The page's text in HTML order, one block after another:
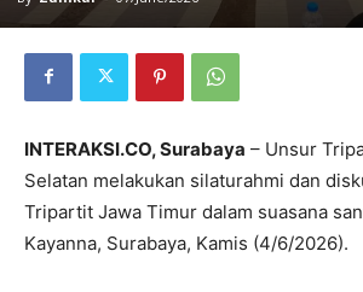
INTERAKSI.CO, Surabaya – Unsur
Selatan melakukan silaturahmi dan
Tripartit Jawa Timur dalam suasana
Kayanna, Surabaya, Kamis (4/6/2026).